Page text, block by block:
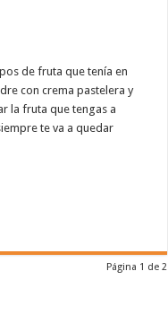
de fruta que tenía en
con crema pastelera y
la fruta que tengas a
te va a quedar
Página 1 de 2